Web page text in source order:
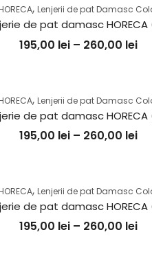
, Lenjerii de pat Damasc
195,00 lei – 260,00 lei
, Lenjerii de pat Damasc
195,00 lei – 260,00 lei
, Lenjerii de pat Damasc
195,00 lei – 260,00 lei